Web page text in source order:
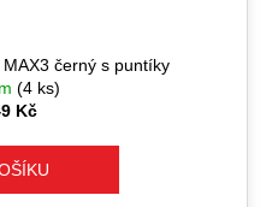
černý s puntíky
(4 ks)
Kč